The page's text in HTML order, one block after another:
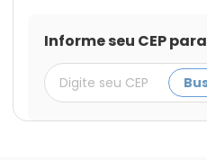
Informe seu CEP